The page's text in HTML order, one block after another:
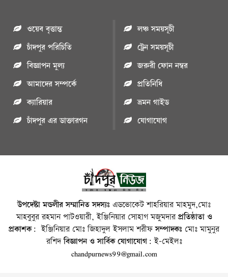
ওয়েব বৃত্তান্ত
চাঁদপুর পরিচিতি
বিজ্ঞাপন মুল্য
আমাদের সম্পর্কে
ক্যারিয়ার
চাঁদপুর এর ডাক্তারগন
লঞ্চ সময়সূচী
ট্রেন সময়সূচী
জরুরী ফোন নম্বর
প্রতিনিধি
ভ্রমন গাইড
যোগাযোগ
উপদেষ্টা মন্ডলীর সম্মানিত সদস্যঃ এডভোকেট শাহরিয়ার মাহমুদ,মোঃ
মাহবুবুর রহমান পাটওয়ারী, ইঞ্জিনিয়ার সোহাগ মজুমদারপ্রতিষ্ঠাতা ও
প্রকাশক: ইঞ্জিনিয়ার মোঃ জিহাদুল ইসলাম শরীফসম্পাদকঃ মোঃ মামুনুর
রশিদবিজ্ঞাপন ও সার্বিক যোগাযোগ: ই-মেইলঃ
chandpurnews99@gmail.com